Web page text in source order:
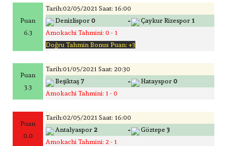
Puan
6.3
Tarih:02/05/2021 Saat: 16:00
Denizlispor 0 - Çaykur Rizespor 1
Amokachi Tahmini: 0 - 1
Doğru Tahmin Bonus Puan: +3
Puan
3.3
Tarih:01/05/2021 Saat: 20:30
Beşiktaş 7 - Hatayspor 0
Amokachi Tahmini: 1 - 0
Puan
0.0
Tarih:02/05/2021 Saat: 16:00
Antalyaspor 2 - Göztepe 3
Amokachi Tahmini: 2 - 1